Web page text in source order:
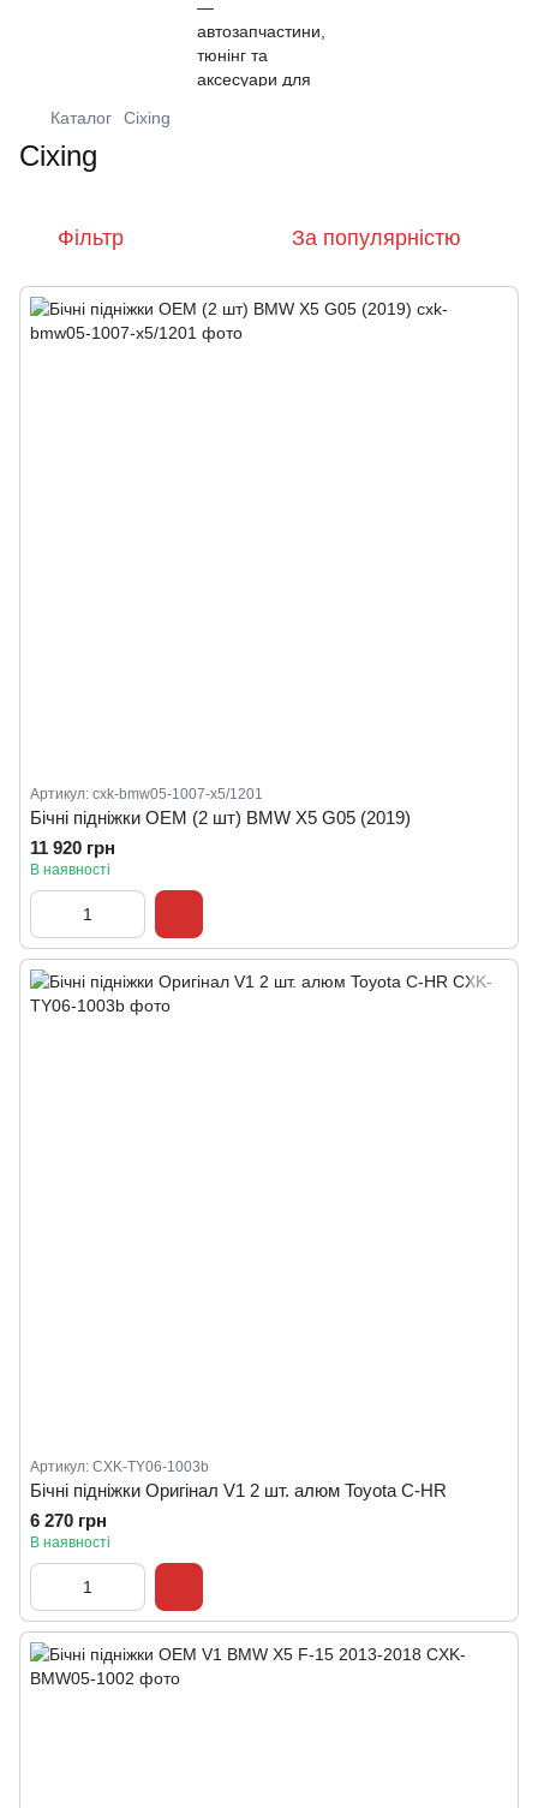
Каталог Cixing
Cixing
Фільтр За популярністю
Артикул: cxk-bmw05-1007-x5/1201
Бічні підніжки OEM (2 шт) BMW X5 G05 (2019)
11 920 грн
В наявності
Артикул: CXK-TY06-1003b
Бічні підніжки Оригінал V1 2 шт. алюм Toyota C-HR
6 270 грн
В наявності